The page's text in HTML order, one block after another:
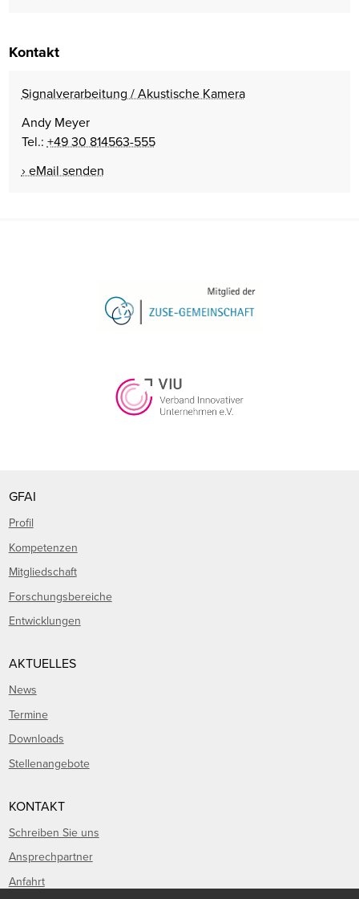
Kontakt
Signalverarbeitung / Akustische Kamera
Andy Meyer
Tel.: +49 30 814563-555
eMail senden
GFAI
Profil
Kompetenzen
Mitgliedschaft
Forschungsbereiche
Entwicklungen
AKTUELLES
News
Termine
Downloads
Stellenangebote
KONTAKT
Schreiben Sie uns
Ansprechpartner
Anfahrt